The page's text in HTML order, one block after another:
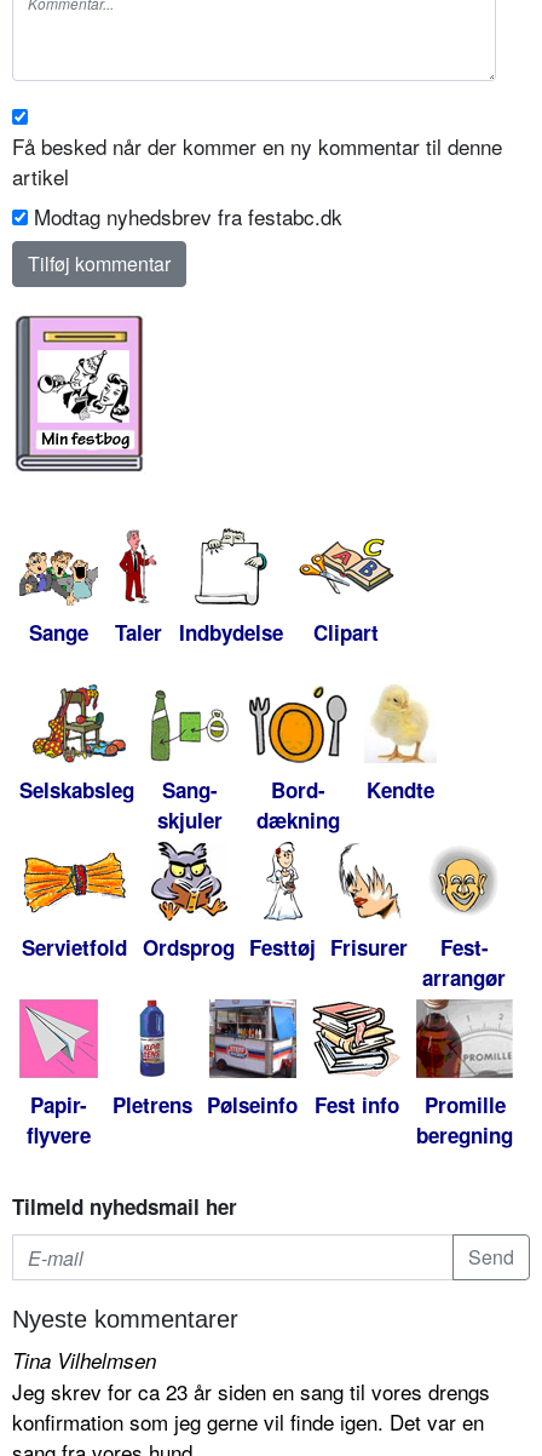
Få besked når der kommer en ny kommentar til denne
artikel
Modtag nyhedsbrev fra festabc.dk
Sange Taler Indbydelse Clipart
Selskabsleg
Sang-
skjuler
Bord-
dækning
Kendte
Servietfold Ordsprog Festtøj Frisurer
Fest-
arrangør
Papir-
flyvere
Pletrens Pølseinfo Fest info
Promille
beregning
Tilmeld nyhedsmail her
Nyeste kommentarer
Tina Vilhelmsen
Jeg skrev for ca 23 år siden en sang til vores drengs
konfirmation som jeg gerne vil finde igen. Det var en